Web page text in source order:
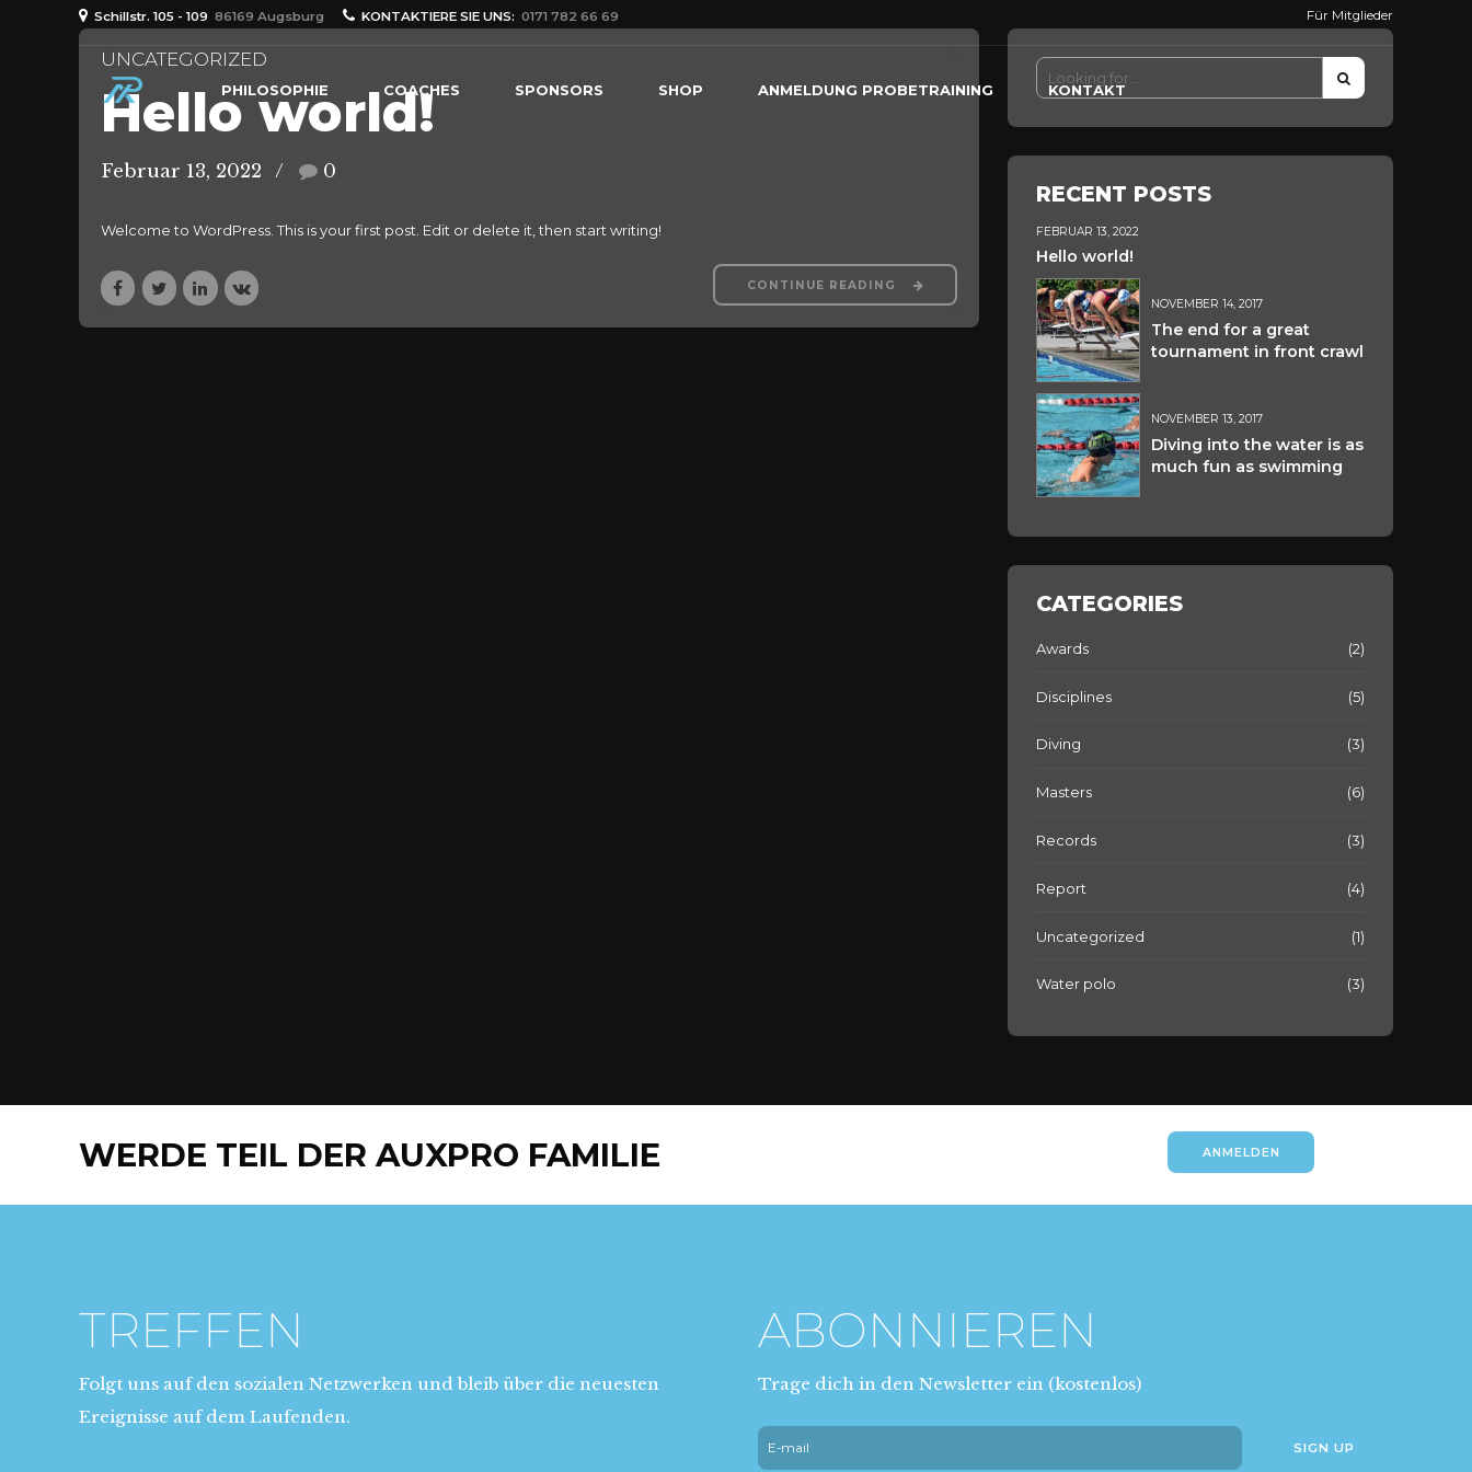
Schillstr. 105 - 109 86169 Augsburg KONTAKTIERE SIE UNS: 0171 782 66 69 Für Mitglieder
PHILOSOPHIE COACHES SPONSORS SHOP ANMELDUNG PROBETRAINING KONTAKT
UNCATEGORIZED
Hello world!
Februar 13, 2022 0
Welcome to WordPress. This is your first post. Edit or delete it, then start writing!
CONTINUE READING
RECENT POSTS
FEBRUAR 13, 2022
Hello world!
NOVEMBER 14, 2017
The end for a great
tournament in front crawl
NOVEMBER 13, 2017
Diving into the water is as
much fun as swimming
CATEGORIES
Awards (2)
Disciplines (5)
Diving (3)
Masters (6)
Records (3)
Report (4)
Uncategorized (1)
Water polo (3)
WERDE TEIL DER AUXPRO FAMILIE ANMELDEN
TREFFEN
Folgt uns auf den sozialen Netzwerken und bleib über die neuesten
Ereignisse auf dem Laufenden.
ABONNIEREN
Trage dich in den Newsletter ein (kostenlos)